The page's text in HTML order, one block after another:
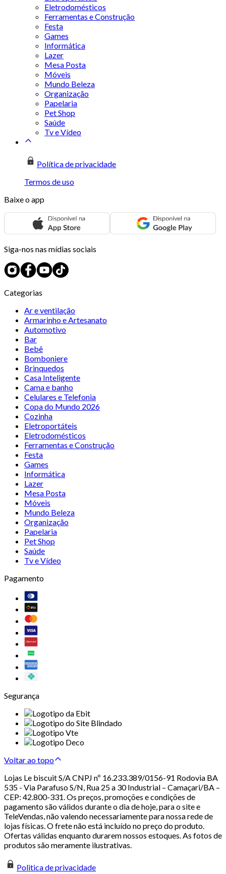
Eletrodomésticos
Ferramentas e Construção
Festa
Games
Informática
Lazer
Mesa Posta
Móveis
Mundo Beleza
Organização
Papelaria
Pet Shop
Saúde
Tv e Vídeo
Política de privacidade
Termos de uso
Baixe o app
Siga-nos nas mídias sociais
Categorias
Ar e ventilação
Armarinho e Artesanato
Automotivo
Bar
Bebê
Bomboniere
Brinquedos
Casa Inteligente
Cama e banho
Celulares e Telefonia
Copa do Mundo 2026
Cozinha
Eletroportáteis
Eletrodomésticos
Ferramentas e Construção
Festa
Games
Informática
Lazer
Mesa Posta
Móveis
Mundo Beleza
Organização
Papelaria
Pet Shop
Saúde
Tv e Vídeo
Pagamento
Segurança
Voltar ao topo
Lojas Le biscuit S/A CNPJ nº 16.233.389/0156-91 Rodovia BA
535 - Via Parafuso S/N, Rua 25 a 30 Industrial – Camaçari/BA –
CEP: 42.800-331. Os preços, promoções e condições de
pagamento são válidos durante o dia de hoje, para o site e
TeleVendas, não valendo necessariamente para nossa rede de
lojas físicas. O frete não está incluído no preço do produto.
Ofertas válidas enquanto durarem nossos estoques. As fotos de
produtos são meramente ilustrativas.
Politica de privacidade